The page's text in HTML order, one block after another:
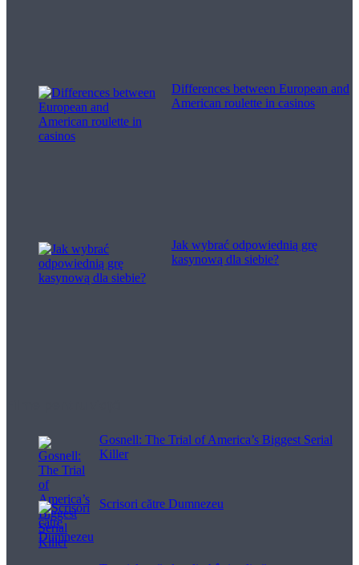
Differences between European and
American roulette in casinos
Jak wybrać odpowiednią grę
kasynową dla siebie?
Gosnell: The Trial of America’s Biggest Serial
Killer
Scrisori către Dumnezeu